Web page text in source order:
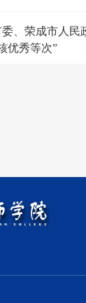
、荣成市人民
优秀等次”